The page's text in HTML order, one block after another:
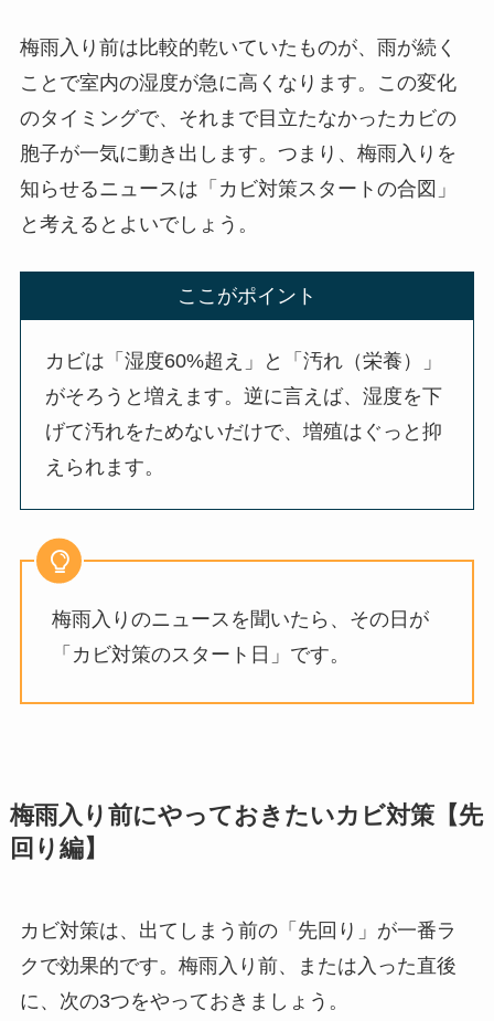
梅雨入り前は比較的乾いていたものが、雨が続く
ことで室内の湿度が急に高くなります。この変化
のタイミングで、それまで目立たなかったカビの
胞子が一気に動き出します。つまり、梅雨入りを
知らせるニュースは「カビ対策スタートの合図」
と考えるとよいでしょう。
ここがポイント
カビは「湿度60%超え」と「汚れ（栄養）」
がそろうと増えます。逆に言えば、湿度を下
げて汚れをためないだけで、増殖はぐっと抑
えられます。
梅雨入りのニュースを聞いたら、その日が
「カビ対策のスタート日」です。
梅雨入り前にやっておきたいカビ対策【先
回り編】
カビ対策は、出てしまう前の「先回り」が一番ラ
クで効果的です。梅雨入り前、または入った直後
に、次の3つをやっておきましょう。